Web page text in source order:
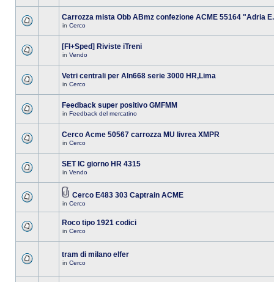
Carrozza mista Obb ABmz confezione ACME 55164 "Adria
in Cerco
[FI+Sped] Riviste iTreni
in Vendo
Vetri centrali per Aln668 serie 3000 HR,Lima
in Cerco
Feedback super positivo GMFMM
in Feedback del mercatino
Cerco Acme 50567 carrozza MU livrea XMPR
in Cerco
SET IC giorno HR 4315
in Vendo
Cerco E483 303 Captrain ACME
in Cerco
Roco tipo 1921 codici
in Cerco
tram di milano elfer
in Cerco